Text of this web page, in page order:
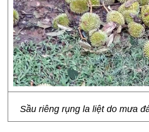
Sầu riêng rụng la liệt do mưa